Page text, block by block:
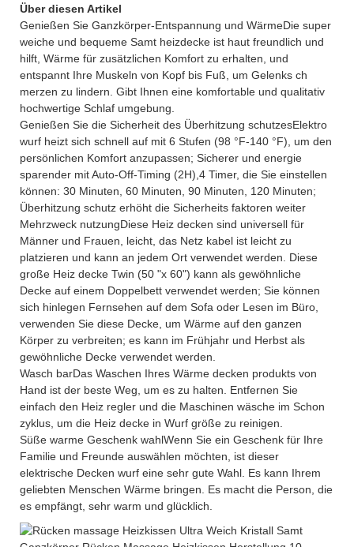
Über diesen Artikel
Genießen Sie Ganzkörper-Entspannung und WärmeDie super
weiche und bequeme Samt heizdecke ist haut freundlich und
hilft, Wärme für zusätzlichen Komfort zu erhalten, und
entspannt Ihre Muskeln von Kopf bis Fuß, um Gelenks ch
merzen zu lindern. Gibt Ihnen eine komfortable und qualitativ
hochwertige Schlaf umgebung.
Genießen Sie die Sicherheit des Überhitzung schutzesElektro
wurf heizt sich schnell auf mit 6 Stufen (98 °F-140 °F), um den
persönlichen Komfort anzupassen; Sicherer und energie
sparender mit Auto-Off-Timing (2H),4 Timer, die Sie einstellen
können: 30 Minuten, 60 Minuten, 90 Minuten, 120 Minuten;
Überhitzung schutz erhöht die Sicherheits faktoren weiter
Mehrzweck nutzungDiese Heiz decken sind universell für
Männer und Frauen, leicht, das Netz kabel ist leicht zu
platzieren und kann an jedem Ort verwendet werden. Diese
große Heiz decke Twin (50 "x 60") kann als gewöhnliche
Decke auf einem Doppelbett verwendet werden; Sie können
sich hinlegen Fernsehen auf dem Sofa oder Lesen im Büro,
verwenden Sie diese Decke, um Wärme auf den ganzen
Körper zu verbreiten; es kann im Frühjahr und Herbst als
gewöhnliche Decke verwendet werden.
Wasch barDas Waschen Ihres Wärme decken produkts von
Hand ist der beste Weg, um es zu halten. Entfernen Sie
einfach den Heiz regler und die Maschinen wäsche im Schon
zyklus, um die Heiz decke in Wurf größe zu reinigen.
Süße warme Geschenk wahlWenn Sie ein Geschenk für Ihre
Familie und Freunde auswählen möchten, ist dieser
elektrische Decken wurf eine sehr gute Wahl. Es kann Ihrem
geliebten Menschen Wärme bringen. Es macht die Person, die
es empfängt, sehr warm und glücklich.